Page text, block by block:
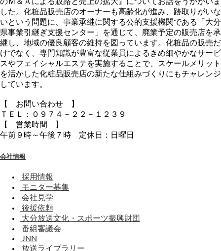
した。化粧品販売店のオーナーも高齢化が進み、跡取りがいな
いという問題に、事業承継に関する公的支援機関である「大分
県事業引継ぎ支援センター」を通じて、廃業予定の販売店を承
継し、地域の優良顧客の維持を図っています。化粧品の販売だ
けでなく、専門知識が豊富な従業員によるきめ細やかなサービ
スやフェイシャルエステを実施することで、スケールメリット
を活かした化粧品販売店の新たな仕組みづくりにもチャレンジ
しています。
【 お問い合わせ 】
ＴＥＬ：０９７４－２２－１２３９
【 営業時間 】
午前９時～午後７時 定休日：日曜日
会社情報
採用情報
モニター募集
会社見学
後援依頼
大分放送文化・スポーツ振興財団
番組審議会
JNN
放送ライブラリー